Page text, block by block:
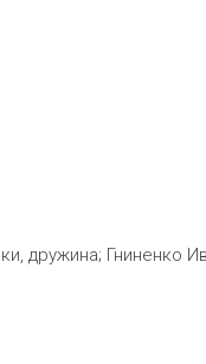
дружина; Гниненко